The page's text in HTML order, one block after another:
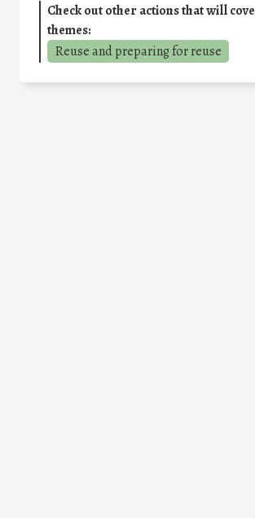
Check out other actions that will
themes:
Reuse and preparing for reuse